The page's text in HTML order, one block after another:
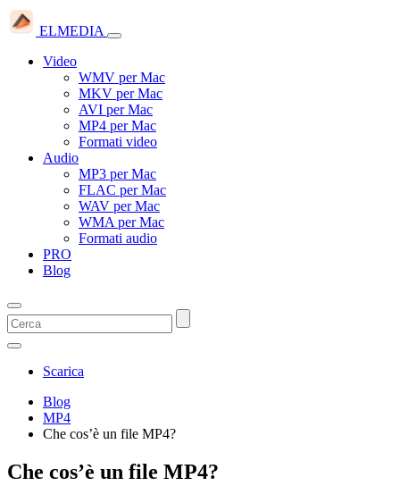
ELMEDIA
Video
WMV per Mac
MKV per Mac
AVI per Mac
MP4 per Mac
Formati video
Audio
MP3 per Mac
FLAC per Mac
WAV per Mac
WMA per Mac
Formati audio
PRO
Blog
Scarica
Blog
MP4
Che cos’è un file MP4?
Che cos’è un file MP4?